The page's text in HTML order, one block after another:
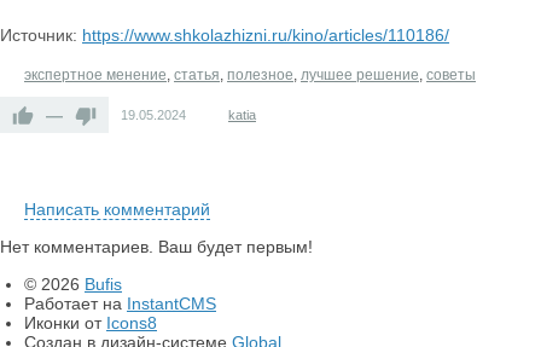
Источник: https://www.shkolazhizni.ru/kino/articles/110186/
экспертное менение, статья, полезное, лучшее решение, советы
— 19.05.2024 katia
Написать комментарий
Нет комментариев. Ваш будет первым!
© 2026 Bufis
Работает на InstantCMS
Иконки от Icons8
Создан в дизайн-системе Global